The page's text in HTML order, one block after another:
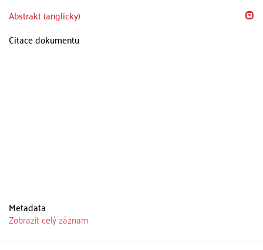
Abstrakt (anglicky)
Citace dokumentu
Metadata
Zobrazit celý záznam